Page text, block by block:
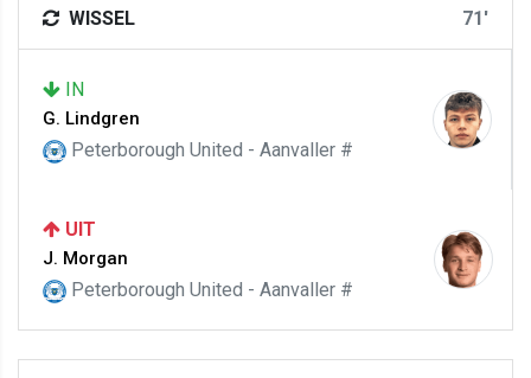
WISSEL 71'
IN
G. Lindgren
Peterborough United - Aanvaller #
UIT
J. Morgan
Peterborough United - Aanvaller #